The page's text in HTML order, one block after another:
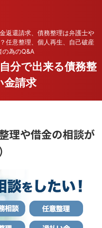
返還請求、債務整理は弁護士や
任意整理、個人再生、自己破産
の為のQ&A
分で出来る債務整
金請求
理や借金の相談が